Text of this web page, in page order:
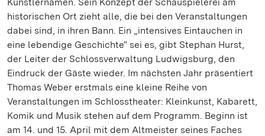
historischen Ort zieht alle, die bei den Veranstaltungen
dabei sind, in ihren Bann. Ein „intensives Eintauchen in
eine lebendige Geschichte“ sei es, gibt Stephan Hurst,
der Leiter der Schlossverwaltung Ludwigsburg, den
Eindruck der Gäste wieder. Im nächsten Jahr präsentiert
Thomas Weber erstmals eine kleine Reihe von
Veranstaltungen im Schlosstheater: Kleinkunst, Kabarett,
Komik und Musik stehen auf dem Programm. Beginn ist
am 14. und 15. April mit dem Altmeister seines Faches